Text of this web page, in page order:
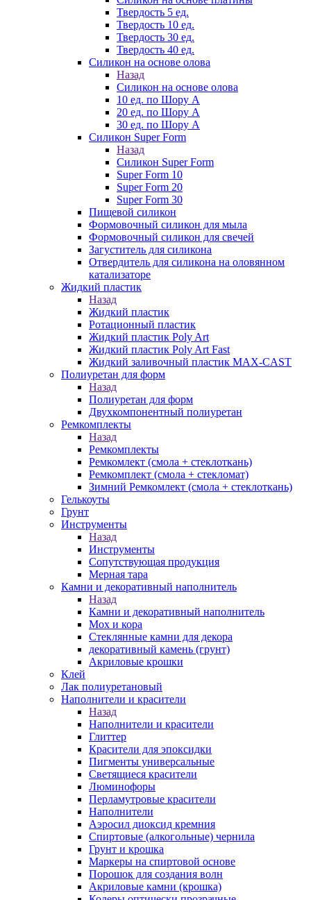
Твердость 5 ед.
Твердость 10 ед.
Твердость 30 ед.
Твердость 40 ед.
Силикон на основе олова
Назад
Силикон на основе олова
10 ед. по Шору А
20 ед. по Шору А
30 ед. по Шору А
Силикон Super Form
Назад
Силикон Super Form
Super Form 10
Super Form 20
Super Form 30
Пищевой силикон
Формовочный силикон для мыла
Формовочный силикон для свечей
Загуститель для силикона
Отвердитель для силикона на оловянном
катализаторе
Жидкий пластик
Назад
Жидкий пластик
Ротационный пластик
Жидкий пластик Poly Art
Жидкий пластик Poly Art Fast
Жидкий заливочный пластик MAX-CAST
Полиуретан для форм
Назад
Полиуретан для форм
Двухкомпонентный полиуретан
Ремкомплекты
Назад
Ремкомплекты
Ремкомлект (смола + стеклоткань)
Ремкомплект (смола + стекломат)
Зимний Ремкомлект (смола + стеклоткань)
Гелькоуты
Грунт
Инструменты
Назад
Инструменты
Сопутствующая продукция
Мерная тара
Камни и декоративный наполнитель
Назад
Камни и декоративный наполнитель
Мох и кора
Стеклянные камни для декора
декоративный камень (грунт)
Акриловые крошки
Клей
Лак полиуретановый
Наполнители и красители
Назад
Наполнители и красители
Глиттер
Красители для эпоксидки
Пигменты универсальные
Светящиеся красители
Люминофоры
Перламутровые красители
Наполнители
Аэросил диоксид кремния
Спиртовые (алкогольные) чернила
Грунт и крошка
Маркеры на спиртовой основе
Порошок для создания волн
Акриловые камни (крошка)